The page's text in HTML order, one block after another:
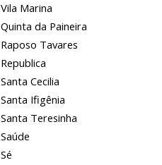
Vila Marina
Quinta da Paineira
Raposo Tavares
Republica
Santa Cecilia
Santa Ifigênia
Santa Teresinha
Saúde
Sé